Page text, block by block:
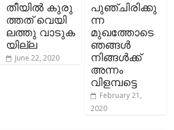
തീ​യി​ൽ കു​രു​
ത്ത​ത്‌ വെ​യി​
ല​ത്തു വാ​ടു​ക​
യി​ല്ല
June 22, 2020
പുഞ്ചിരിക്കു
ന്ന
മുഖത്തോടെ
ഞങ്ങള്‍
നിങ്ങള്‍ക്ക്
അന്നം
വിളമ്പട്ടെ
February 21,
2020